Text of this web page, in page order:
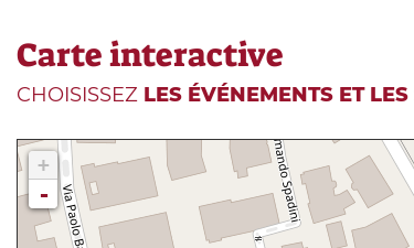
Carte interactive
CHOISISSEZ LES ÉVÉNEMENTS ET
+
-